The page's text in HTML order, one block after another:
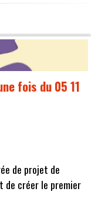
fois du 05 11
de projet de
de créer le premier